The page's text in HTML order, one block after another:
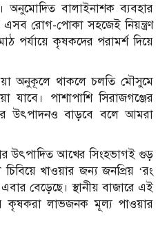
অনুমোদিত বালাইনাশক ব্যবহার
এসব রোগ-পোকা সহজেই নিয়ন্ত্রণ
পর্যায়ে কৃষকদের পরামর্শ দিয়ে
অনুকূলে থাকলে চলতি মৌসুমে
যাবে। পাশাপাশি সিরাজগঞ্জের
উৎপাদনও বাড়বে বলে আমরা
উৎপাদিত আখের সিংহভাগই গুড়
খাওয়ার জন্য জনপ্রিয় ‘রং
বেড়েছে। স্থানীয় বাজারে এই
কৃষকরা লাভজনক মূল্য পাওয়ার